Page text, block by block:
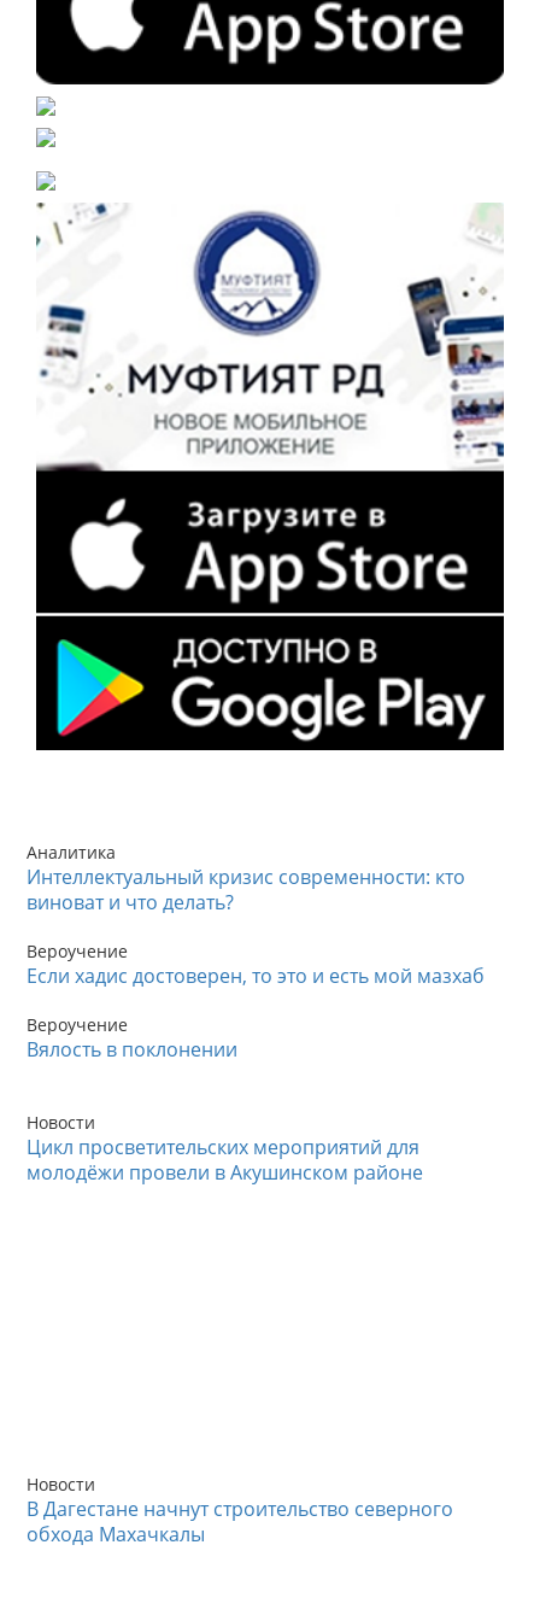
Аналитика
Интеллектуальный кризис современности: кто
виноват и что делать?
Вероучение
Если хадис достоверен, то это и есть мой мазхаб
Вероучение
Вялость в поклонении
Новости
Цикл просветительских мероприятий для
молодёжи провели в Акушинском районе
Новости
В Дагестане начнут строительство северного
обхода Махачкалы